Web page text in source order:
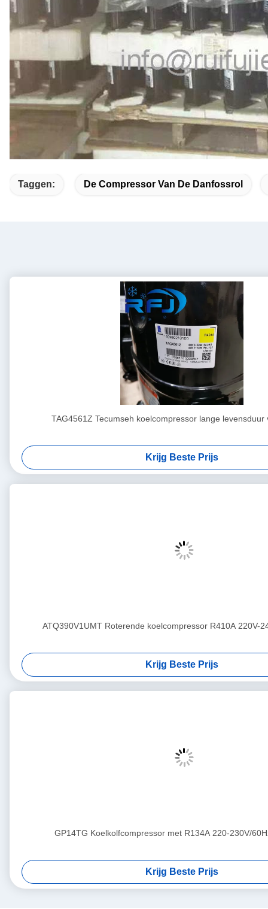
Taggen: De Compressor Van De Danfossrol
TAG4561Z Tecumseh koelcompressor lange levensduur
Krijg Beste Prijs
ATQ390V1UMT Roterende koelcompressor R410A 220V-
Krijg Beste Prijs
GP14TG Koelkolfcompressor met R134A 220-230V/
Krijg Beste Prijs